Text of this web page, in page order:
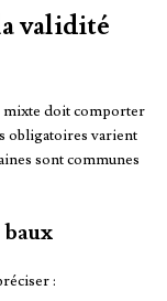
validité
mixte doit comporter
obligatoires varient
sont communes
: